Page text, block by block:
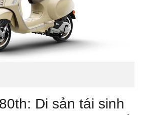
Di sản tái sinh